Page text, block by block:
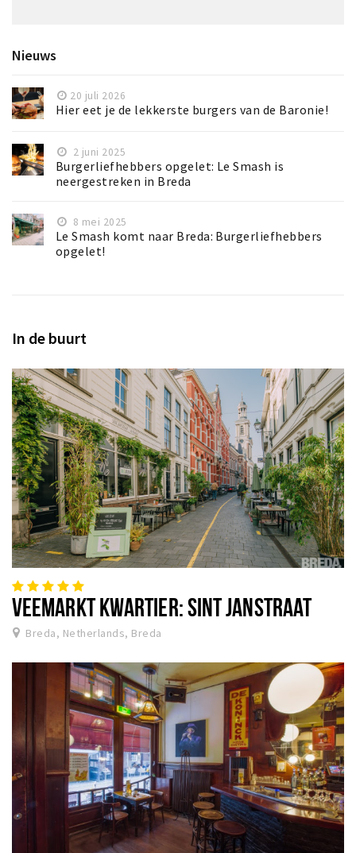
Nieuws
20 juli 2026
Hier eet je de lekkerste burgers van de Baronie!
2 juni 2025
Burgerliefhebbers opgelet: Le Smash is
neergestreken in Breda
8 mei 2025
Le Smash komt naar Breda: Burgerliefhebbers
opgelet!
In de buurt
VEEMARKT KWARTIER: SINT JANSTRAAT
Breda, Netherlands, Breda